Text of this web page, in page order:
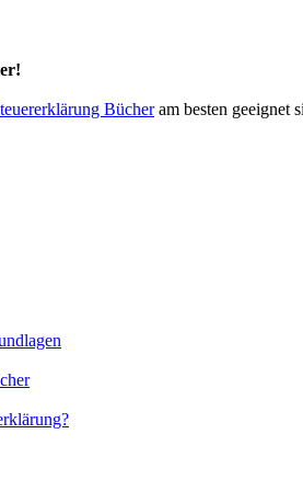
Bücheram besten geeignet